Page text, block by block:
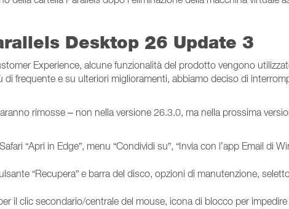
Desktop 26 Update 3
Experience, alcune funzionalità del prodotto vengono
frequente e su ulteriori miglioramenti, abbiamo deciso di
rimosse – non nella versione 26.3.0, ma nella prossima
“Apri in Edge”, menu “Condividi su”, “Invia con l’app Email di
“Recupera” e barra del disco, opzioni di manutenzione,
il clic secondario/centrale del mouse, icona di blocco per